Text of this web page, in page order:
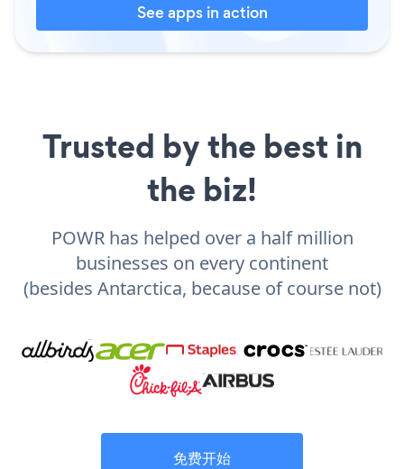
See apps in action
Trusted by the best in
the biz!
POWR has helped over a half million
businesses on every continent
(besides Antarctica, because of course not)
免费开始